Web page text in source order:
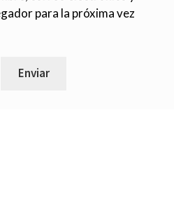
para la próxima vez